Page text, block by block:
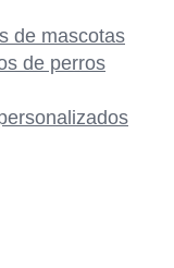
de mascotas
de perros